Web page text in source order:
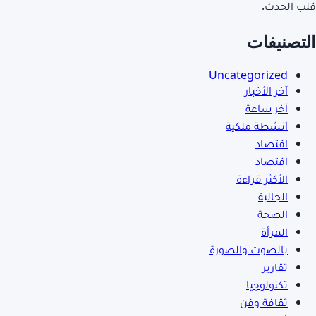
الحدث.
Uncategorized
آخر الأخبار
آخر ساعة
أنشطة ملكية
اقتصاد
اقتصاد
الأكثر قراءة
الجالية
الصحة
المرأة
بالصوت والصورة
تقارير
تكنولوجيا
ثقافة وفن